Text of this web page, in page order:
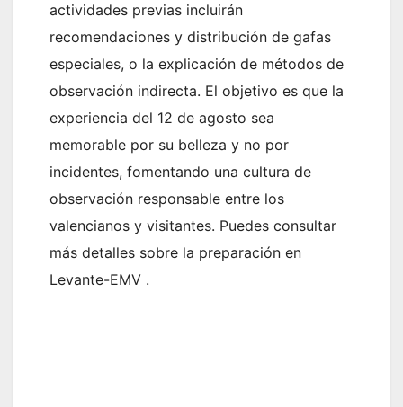
actividades previas incluirán
recomendaciones y distribución de gafas
especiales, o la explicación de métodos de
observación indirecta. El objetivo es que la
experiencia del 12 de agosto sea
memorable por su belleza y no por
incidentes, fomentando una cultura de
observación responsable entre los
valencianos y visitantes. Puedes consultar
más detalles sobre la preparación en
Levante-EMV .